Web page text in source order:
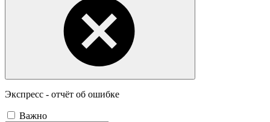
Экспресс - отчёт об ошибке
Важно